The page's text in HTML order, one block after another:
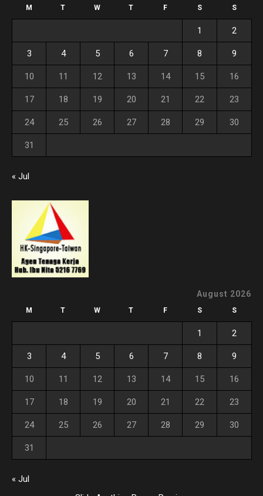
M T W T F S S
1 2
3 4 5 6 7 8 9
10 11 12 13 14 15 16
17 18 19 20 21 22 23
24 25 26 27 28 29 30
31
« Jul
August 2026
M T W T F S S
1 2
3 4 5 6 7 8 9
10 11 12 13 14 15 16
17 18 19 20 21 22 23
24 25 26 27 28 29 30
31
« Jul